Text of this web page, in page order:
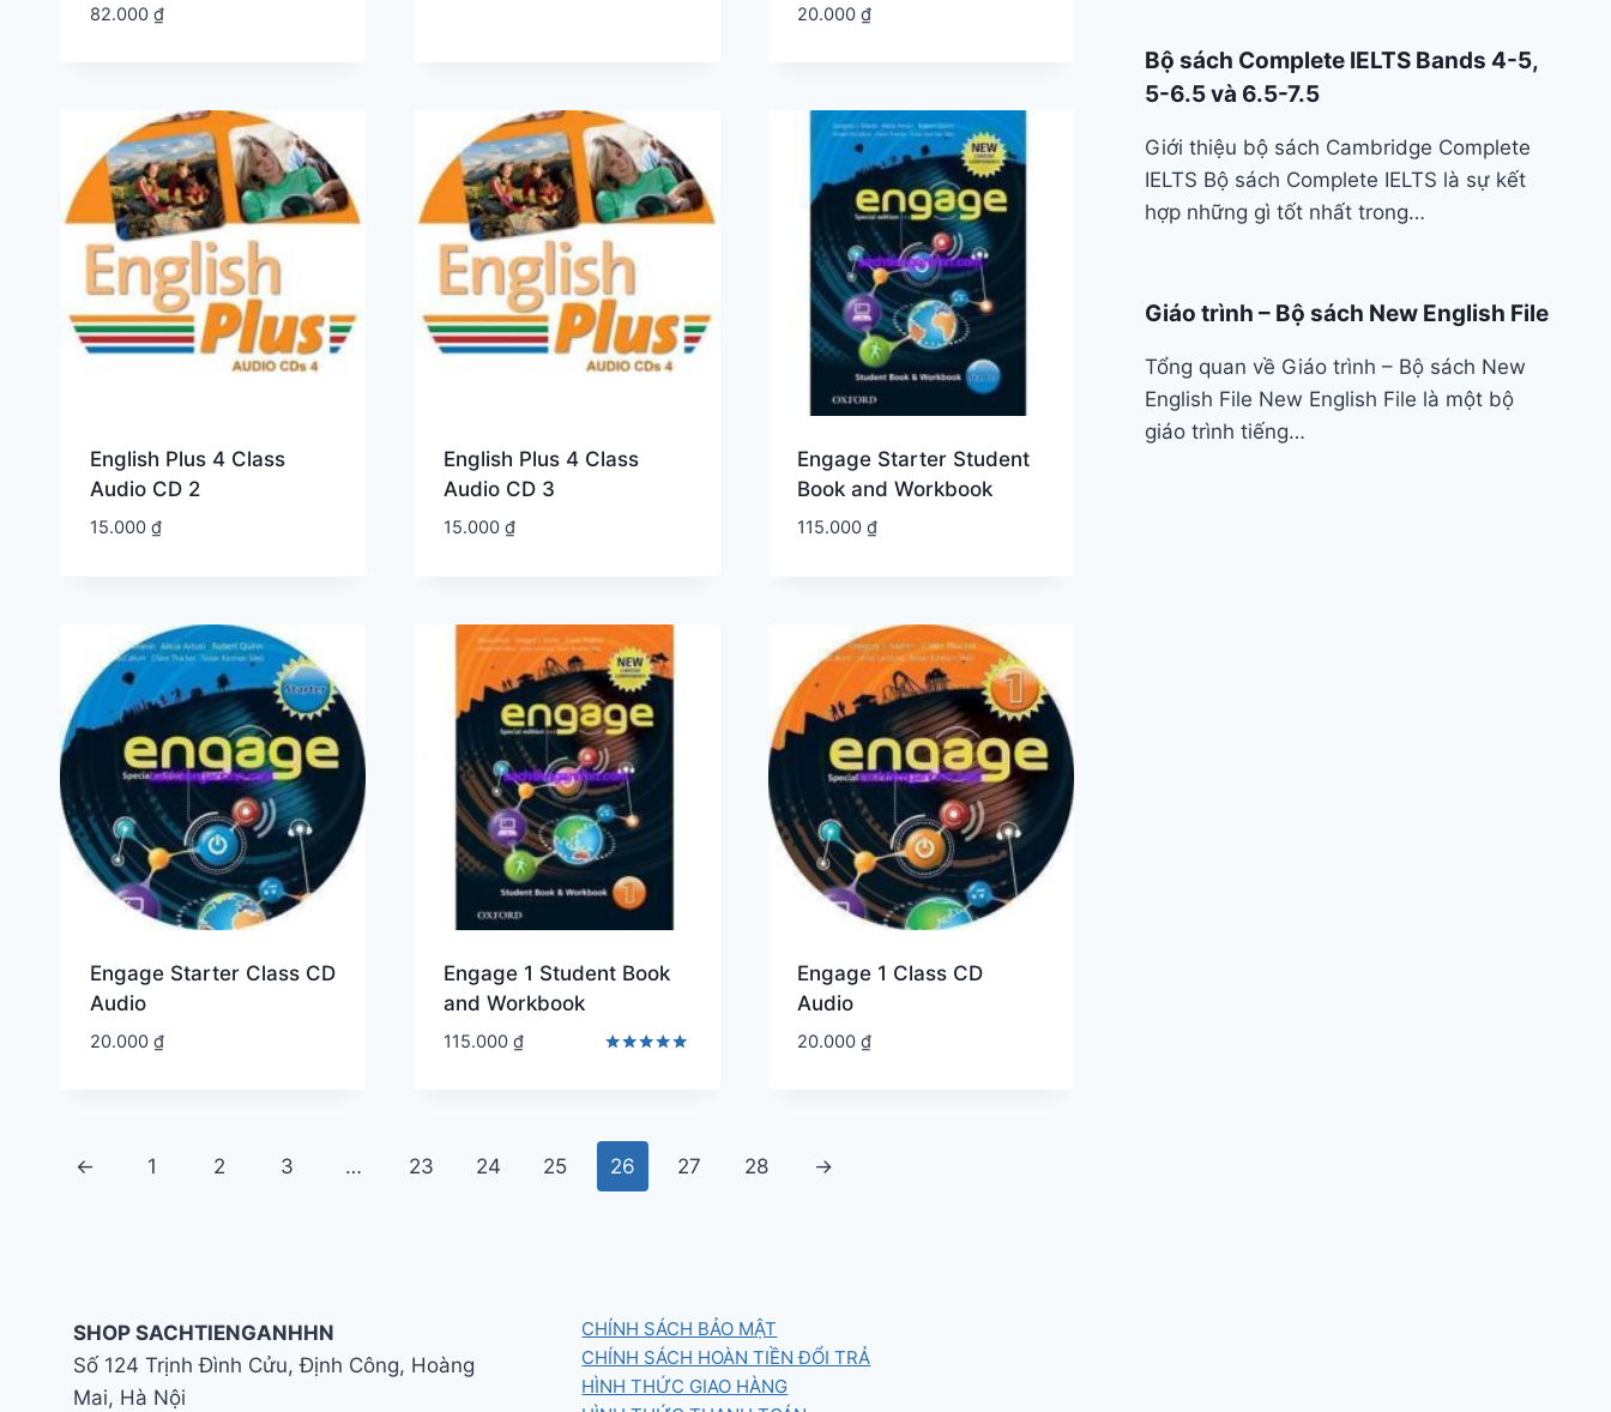
82.000 ₫ 20.000₫
English Plus 4 Class
Audio CD 2
15.000 ₫
English Plus 4 Class
Audio CD 3
15.000 ₫
Engage Starter Student
Book and Workbook
115.000₫
Engage Starter Class CD
Audio
20.000 ₫
Engage 1 Student Book
and Workbook
115.000 ₫
Engage 1 Class CD
Audio
20.000₫
← 1 2 3 … 23 24 25 26 27 28 →
Bộ sách Complete IELTS Bands 4-5,
5-6.5 và 6.5-7.5
Giới thiệu bộ sách Cambridge Complete
IELTS Bộ sách Complete IELTS là sự kết
hợp những gì tốt nhất trong…
Giáo trình – Bộ sách New English File
Tổng quan về Giáo trình – Bộ sách New
English File New English File là một bộ
giáo trình tiếng…
SHOP SACHTIENGANHHN
Số 124 Trịnh Đình Cửu, Định Công, Hoàng
Mai, Hà Nội
CHÍNH SÁCH BẢO MẬT
CHÍNH SÁCH HOÀN TIỀN ĐỔI TRẢ
HÌNH THỨC GIAO HÀNG